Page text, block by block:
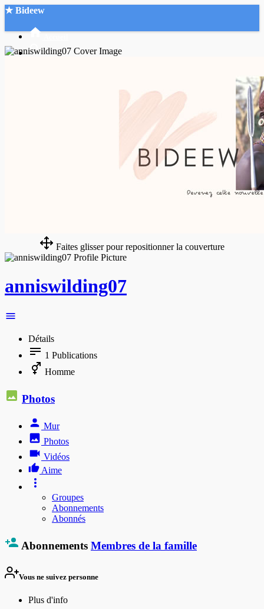
★ Bideew
Faites glisser pour repositionner la couverture
anniswilding07
Détails
1 Publications
Homme
Photos
Mur
Photos
Vidéos
Aime
Groupes
Abonnements
Abonnés
Abonnements Membres de la famille
Vous ne suivez personne
Plus d'info